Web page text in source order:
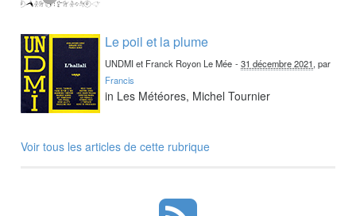
Le poil et la plume
UNDMI et Franck Royon Le Mée -31 décembre 2021, par
Francis
in Les Météores, Michel Tournier
Voir tous les articles de cette rubrique